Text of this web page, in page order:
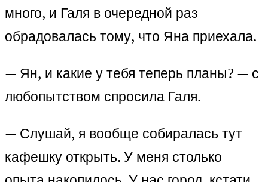
много, и Галя в очередной раз
обрадовалась тому, что Яна приехала.
— Ян, и какие у тебя теперь планы? — с
любопытством спросила Галя.
— Слушай, я вообще собиралась тут
кафешку открыть. У меня столько